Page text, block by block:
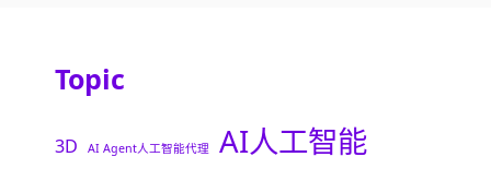
Topic
3D AI Agent人工智能代理 AI人工智能